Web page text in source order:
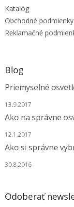
Katalóg
Obchodné podmienky
Reklamačné
Blog
Priemyselné
13.9.2017
Ako na správne
12.1.2017
Ako si správne
30.8.2016
Odoberať